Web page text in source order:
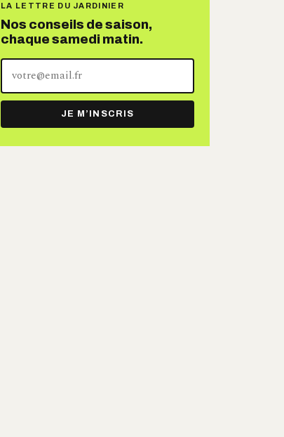
LA LETTRE DU JARDINIER
Nos conseils de saison,
chaque samedi matin.
adresse
mail
JE M’INSCRIS